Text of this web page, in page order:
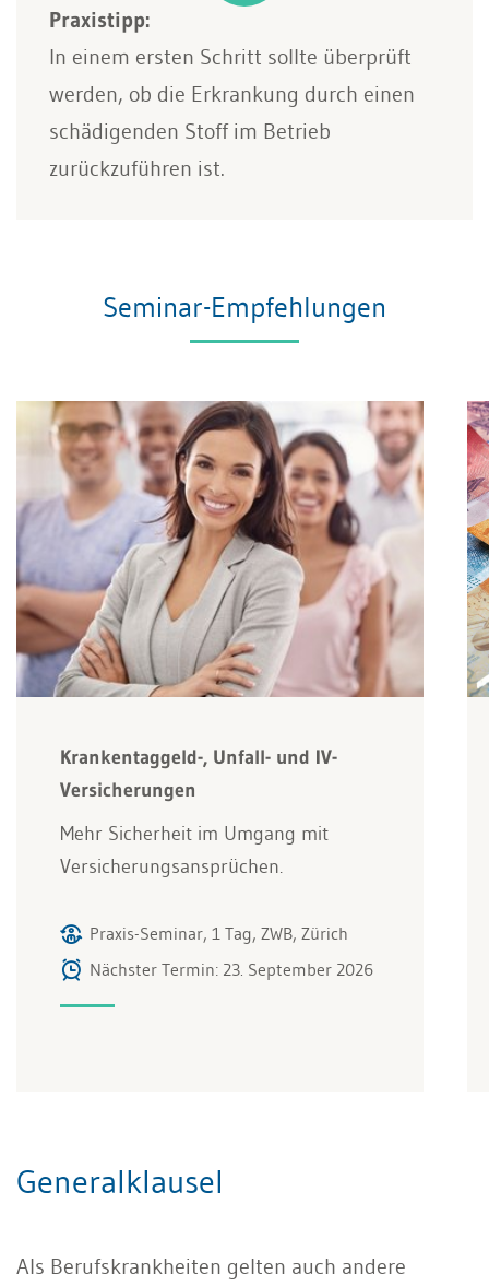
Praxistipp:
In einem ersten Schritt sollte überprüft
werden, ob die Erkrankung durch einen
schädigenden Stoff im Betrieb
zurückzuführen ist.
Seminar-Empfehlungen
Krankentaggeld-, Unfall- und IV-
Versicherungen
Mehr Sicherheit im Umgang mit
Versicherungsansprüchen.
Praxis-Seminar, 1 Tag, ZWB, Zürich
Nächster Termin: 23. September 2026
Generalklausel
Als Berufskrankheiten gelten auch andere